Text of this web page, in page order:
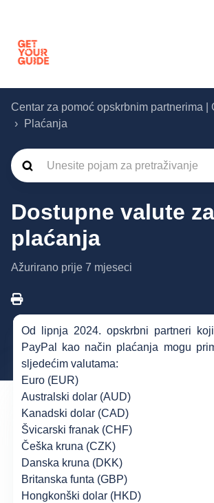
Centar za pomoć opskrbnim partnerima |
Plaćanja
Dostupne valute
plaćanja
Ažurirano prije 7 mjeseci
Od lipnja 2024. opskrbni partneri
PayPal kao način plaćanja mogu
sljedećim valutama:
Euro (EUR)
Australski dolar (AUD)
Kanadski dolar (CAD)
Švicarski franak (CHF)
Češka kruna (CZK)
Danska kruna (DKK)
Britanska funta (GBP)
Hongkonški dolar (HKD)